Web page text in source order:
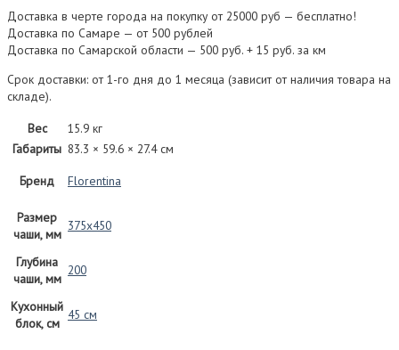
Доставка в черте города на покупку от 25000 руб — бесплатно!
Доставка по Самаре — от 500 рублей
Доставка по Самарской области — 500 руб. + 15 руб. за км
Срок доставки: от 1-го дня до 1 месяца (зависит от наличия товара на
складе).
Вес
15.9 кг
Габариты 83.3 × 59.6 × 27.4 см
Бренд
Florentina
Размер
чаши, мм
375х450
Глубина
чаши, мм
200
Кухонный
блок, см
45 см